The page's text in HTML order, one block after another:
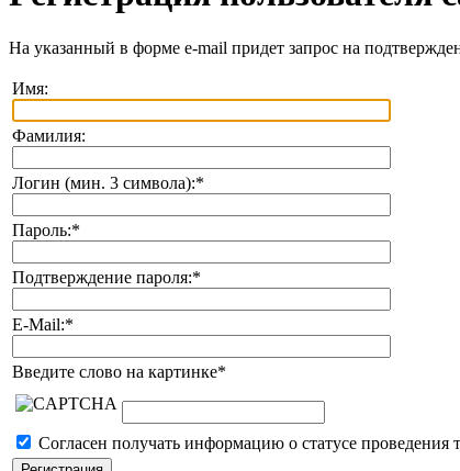
На указанный в форме e-mail придет запрос на
Имя:
Фамилия:
Логин (мин. 3 символа):*
Пароль:*
Подтверждение пароля:*
E-Mail:*
Введите слово на картинке*
Согласен получать информацию о статусе